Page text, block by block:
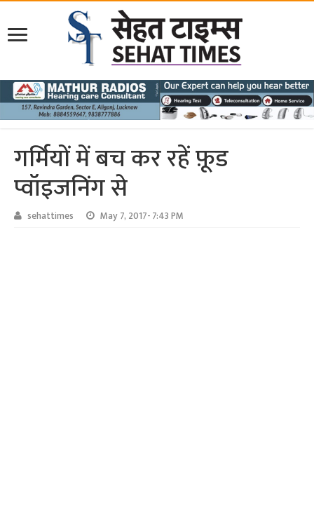
गर्मियों में बच कर रहें फ़ूड
प्वॉइजनिंग से
sehattimes May 7, 2017- 7:43 PM